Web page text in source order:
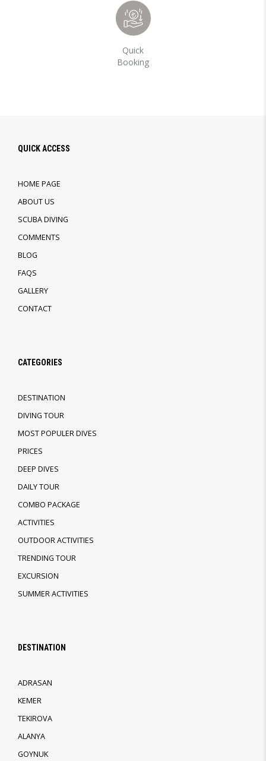
Quick
Booking
QUICK ACCESS
HOME PAGE
ABOUT US
SCUBA DIVING
COMMENTS
BLOG
FAQS
GALLERY
CONTACT
CATEGORIES
DESTINATION
DIVING TOUR
MOST POPULER DIVES
PRICES
DEEP DIVES
DAILY TOUR
COMBO PACKAGE
ACTIVITIES
OUTDOOR ACTIVITIES
TRENDING TOUR
EXCURSION
SUMMER ACTIVITIES
DESTINATION
ADRASAN
KEMER
TEKIROVA
ALANYA
GOYNUK